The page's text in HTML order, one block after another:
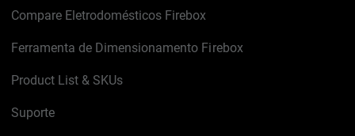
Compare Eletrodomésticos Firebox
Ferramenta de Dimensionamento Firebox
Product List & SKUs
Suporte